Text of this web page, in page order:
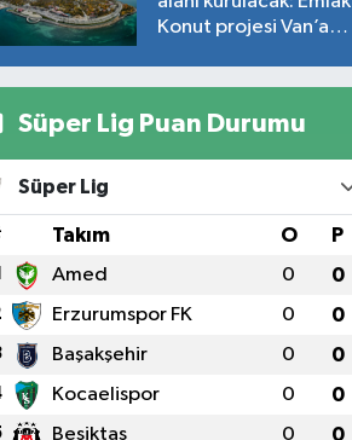
Konut projesi Van’a
Süper Lig Puan Durumu
Süper Lig
Takım O P
Amed 0 0
Erzurumspor FK 0 0
Başakşehir 0 0
Kocaelispor 0 0
Beşiktaş 0 0